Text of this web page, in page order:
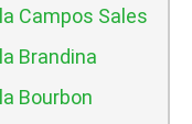
Campos Sales
Brandina
Bourbon